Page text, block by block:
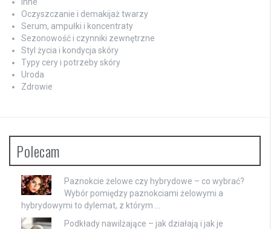
Oczyszczanie i demakijaż twarzy
Serum, ampułki i koncentraty
Sezonowość i czynniki zewnętrzne
Styl życia i kondycja skóry
Typy cery i potrzeby skóry
Uroda
Zdrowie
Polecam
Paznokcie żelowe czy hybrydowe – co wybrać?
Wybór pomiędzy paznokciami żelowymi a
hybrydowymi to dylemat, z którym …
Podkłady nawilżające – jak działają i jak je